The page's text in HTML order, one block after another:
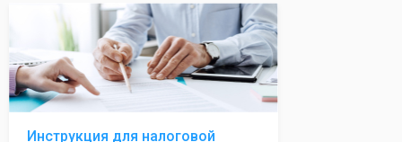
открытия счета, с минимальным затратом
вашего времени и сил!
Инструкция для налоговой